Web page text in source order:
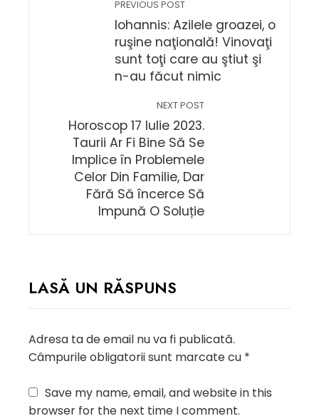
PREVIOUS POST
Iohannis: Azilele groazei, o
ruşine naţională! Vinovaţi
sunt toţi care au ştiut şi
n-au făcut nimic
NEXT POST
Horoscop 17 Iulie 2023.
Taurii Ar Fi Bine Să Se
Implice în Problemele
Celor Din Familie, Dar
Fără Să încerce Să
Impună O Soluție
LASĂ UN RĂSPUNS
Adresa ta de email nu va fi publicată.
Câmpurile obligatorii sunt marcate cu *
Save my name, email, and website in this
browser for the next time I comment.